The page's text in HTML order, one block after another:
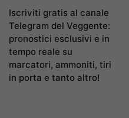
Iscriviti gratis al canale
Telegram del Veggente:
pronostici esclusivi e in
tempo reale su
marcatori, ammoniti, tiri
in porta e tanto altro!